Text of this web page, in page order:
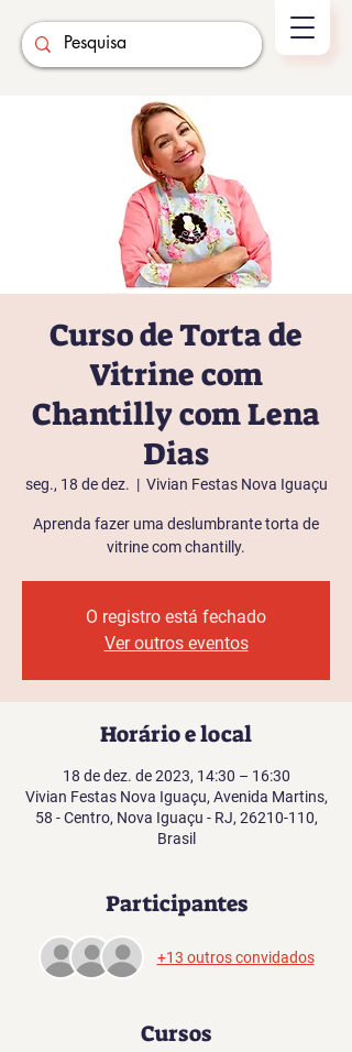
Curso de Torta de
Vitrine com
Chantilly com Lena
Dias
seg., 18 de dez.
  |
Vivian Festas Nova Iguaçu
Aprenda fazer uma deslumbrante torta de
vitrine com chantilly.
O registro está fechado
Ver outros eventos
Horário e local
18 de dez. de 2023, 14:30 – 16:30
Vivian Festas Nova Iguaçu, Avenida Martins,
58 - Centro, Nova Iguaçu - RJ, 26210-110,
Brasil
Participantes
+13 outros convidados
Cursos